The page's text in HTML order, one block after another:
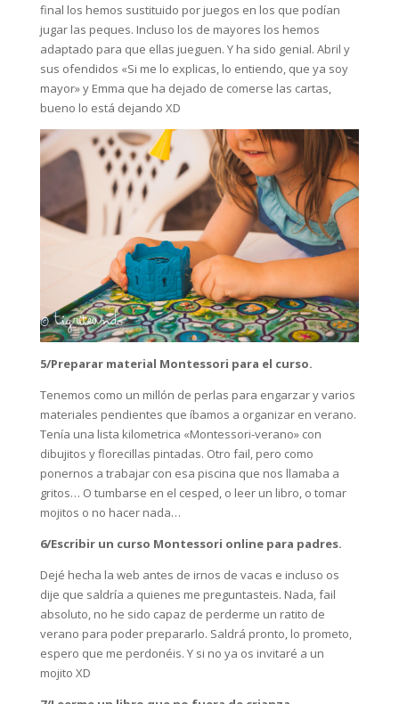
final los hemos sustituido por juegos en los que podían
jugar las peques. Incluso los de mayores los hemos
adaptado para que ellas jueguen. Y ha sido genial. Abril y
sus ofendidos «Si me lo explicas, lo entiendo, que ya soy
mayor» y Emma que ha dejado de comerse las cartas,
bueno lo está dejando XD
5/Preparar material Montessori para el curso.
Tenemos como un millón de perlas para engarzar y varios
materiales pendientes que íbamos a organizar en verano.
Tenía una lista kilometrica «Montessori-verano» con
dibujitos y florecillas pintadas. Otro fail, pero como
ponernos a trabajar con esa piscina que nos llamaba a
gritos… O tumbarse en el cesped, o leer un libro, o tomar
mojitos o no hacer nada…
6/Escribir un curso Montessori online para padres.
Dejé hecha la web antes de irnos de vacas e incluso os
dije que saldría a quienes me preguntasteis. Nada, fail
absoluto, no he sido capaz de perderme un ratito de
verano para poder prepararlo. Saldrá pronto, lo prometo,
espero que me perdonéis. Y si no ya os invitaré a un
mojito XD